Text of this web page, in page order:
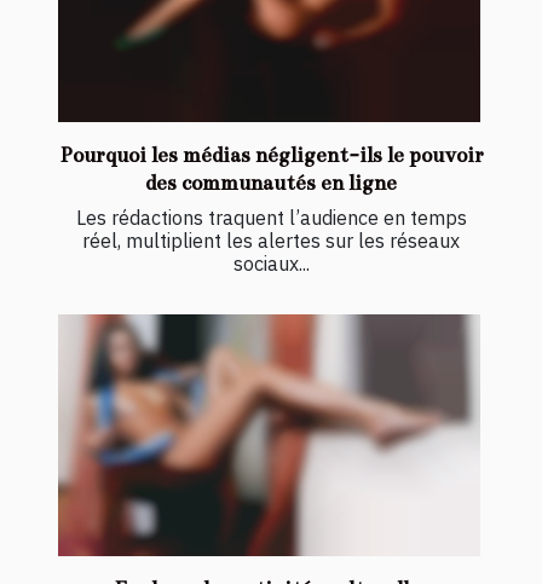
Pourquoi les médias négligent-ils le pouvoir
des communautés en ligne
Les rédactions traquent l’audience en temps
réel, multiplient les alertes sur les réseaux
sociaux...